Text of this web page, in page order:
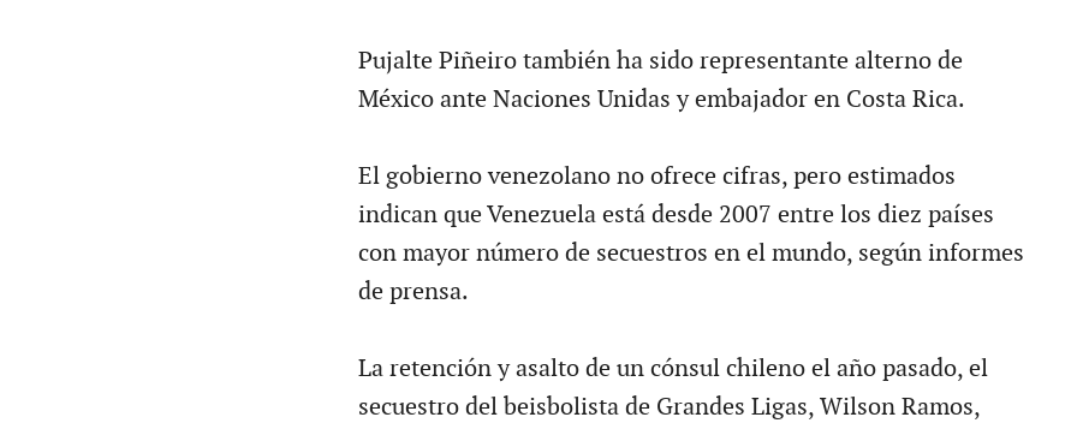
Pujalte Piñeiro también ha sido representante alterno de
México ante Naciones Unidas y embajador en Costa Rica.
El gobierno venezolano no ofrece cifras, pero estimados
indican que Venezuela está desde 2007 entre los diez países
con mayor número de secuestros en el mundo, según informes
de prensa.
La retención y asalto de un cónsul chileno el año pasado, el
secuestro del beisbolista de Grandes Ligas, Wilson Ramos,